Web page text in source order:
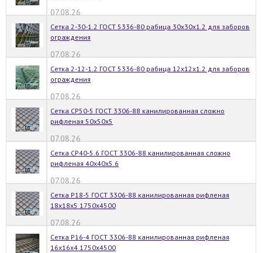
07.08.26
Сетка 2-30-1.2 ГОСТ 5336-80 рабица 30х30х1.2 для заборов
ограждения
07.08.26
Сетка 2-12-1.2 ГОСТ 5336-80 рабица 12х12х1.2 для заборов
ограждения
07.08.26
Сетка СР50-5 ГОСТ 3306-88 канилированная сложно
рифленая 50х50х5
07.08.26
Сетка СР40-5.6 ГОСТ 3306-88 канилированная сложно
рифленая 40х40х5.6
07.08.26
Сетка Р18-5 ГОСТ 3306-88 канилированная рифленая
18х18х5 1750х4500
07.08.26
Сетка Р16-4 ГОСТ 3306-88 канилированная рифленая
16х16х4 1750х4500